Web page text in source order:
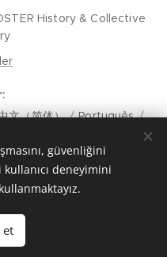
History & Collective
文（简体）
Português
Svenska
Ελληνικά
ภาษาไทย
Română
Čeština
güvenliğini
deneyimini
et